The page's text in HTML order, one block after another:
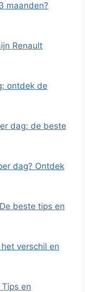
maanden?
Renault
ontdek de
dag: de beste
dag? Ontdek
beste tips en
verschil en
en